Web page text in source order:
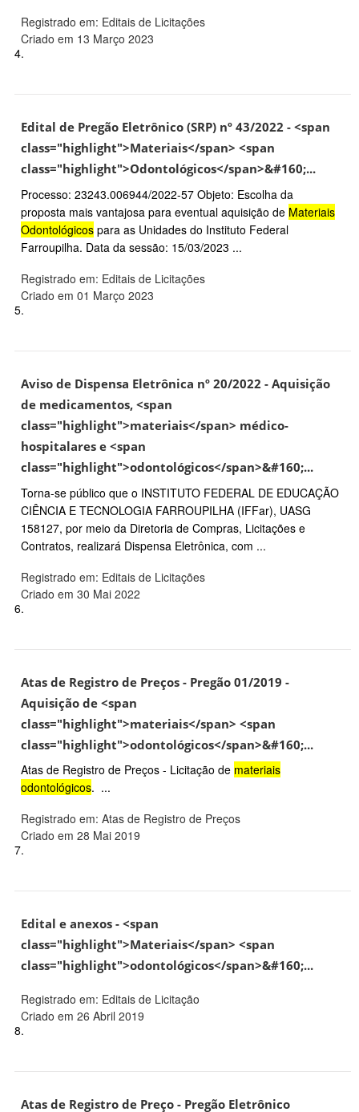
Registrado em: Editais de Licitações
Criado em 13 Março 2023
4.
Edital de Pregão Eletrônico (SRP) nº 43/2022 - <span
class="highlight">Materiais</span> <span
class="highlight">Odontológicos</span>&#160;...
Processo: 23243.006944/2022-57 Objeto: Escolha da
proposta mais vantajosa para eventual aquisição de Materiais
Odontológicos para as Unidades do Instituto Federal
Farroupilha. Data da sessão: 15/03/2023 ...
Registrado em: Editais de Licitações
Criado em 01 Março 2023
5.
Aviso de Dispensa Eletrônica nº 20/2022 - Aquisição
de medicamentos, <span
class="highlight">materiais</span> médico-
hospitalares e <span
class="highlight">odontológicos</span>&#160;...
Torna-se público que o INSTITUTO FEDERAL DE EDUCAÇÃO
CIÊNCIA E TECNOLOGIA FARROUPILHA (IFFar), UASG
158127, por meio da Diretoria de Compras, Licitações e
Contratos, realizará Dispensa Eletrônica, com ...
Registrado em: Editais de Licitações
Criado em 30 Mai 2022
6.
Atas de Registro de Preços - Pregão 01/2019 -
Aquisição de <span
class="highlight">materiais</span> <span
class="highlight">odontológicos</span>&#160;...
Atas de Registro de Preços - Licitação de materiais
odontológicos. ...
Registrado em: Atas de Registro de Preços
Criado em 28 Mai 2019
7.
Edital e anexos - <span
class="highlight">Materiais</span> <span
class="highlight">odontológicos</span>&#160;...
Registrado em: Editais de Licitação
Criado em 26 Abril 2019
8.
Atas de Registro de Preço - Pregão Eletrônico